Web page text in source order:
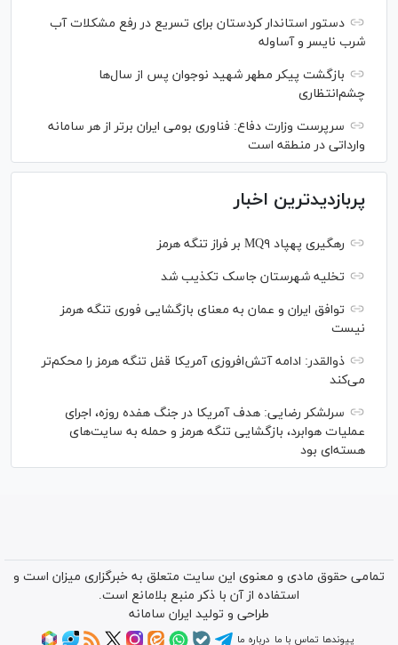
دستور استاندار کردستان برای تسریع در رفع مشکلات آب
شرب نایسر و آساوله
بازگشت پیکر مطهر شهید نوجوان پس از سال‌ها
چشم‌انتظاری
سرپرست وزارت دفاع: فناوری بومی ایران برتر از هر سامانه
وارداتی در منطقه است
پربازدیدترین اخبار
رهگیری پهپاد MQ۹ بر فراز تنگه هرمز
تخلیه شهرستان جاسک تکذیب شد
توافق ایران و عمان به معنای بازگشایی فوری تنگه هرمز
نیست
ذوالقدر: ادامه آتش‌افروزی آمریکا قفل تنگه هرمز را محکم‌تر
می‌کند
سرلشکر رضایی: هدف آمریکا در جنگ هفده روزه، اجرای
عملیات هوابرد، بازگشایی تنگه هرمز و حمله به سایت‌های
هسته‌ای بود
تمامی حقوق مادی و معنوی این سایت متعلق به خبرگزاری میزان است و
استفاده از آن با ذکر منبع بلامانع است.
طراحی و تولید ایران سامانه
پیوندها تماس با ما درباره ما